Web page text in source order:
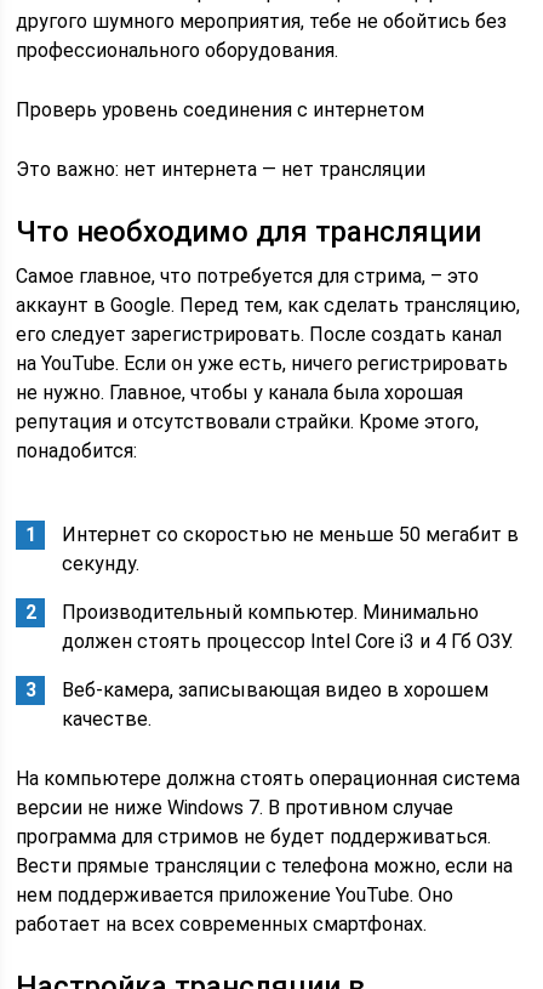
другого шумного мероприятия, тебе не обойтись без
профессионального оборудования.
Проверь уровень соединения с интернетом
Это важно: нет интернета — нет трансляции
Что необходимо для трансляции
Самое главное, что потребуется для стрима, – это
аккаунт в Google. Перед тем, как сделать трансляцию,
его следует зарегистрировать. После создать канал
на YouTube. Если он уже есть, ничего регистрировать
не нужно. Главное, чтобы у канала была хорошая
репутация и отсутствовали страйки. Кроме этого,
понадобится:
Интернет со скоростью не меньше 50 мегабит в
секунду.
Производительный компьютер. Минимально
должен стоять процессор Intel Core i3 и 4 Гб ОЗУ.
Веб-камера, записывающая видео в хорошем
качестве.
На компьютере должна стоять операционная система
версии не ниже Windows 7. В противном случае
программа для стримов не будет поддерживаться.
Вести прямые трансляции с телефона можно, если на
нем поддерживается приложение YouTube. Оно
работает на всех современных смартфонах.